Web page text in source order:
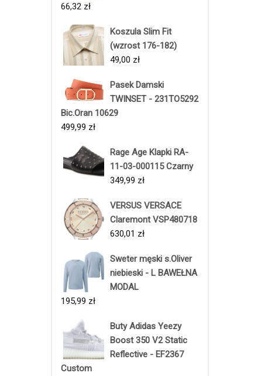
66,32 zł
Koszula Slim Fit
(wzrost 176-182)
49,00 zł
Pasek Damski
TWINSET - 231TO5292
Bic.Oran 10629
499,99 zł
Rage Age Klapki RA-
11-03-000115 Czarny
349,99 zł
VERSUS VERSACE
Claremont VSP480718
630,01 zł
Sweter męski s.Oliver
niebieski - L BAWEŁNA
MODAL
195,99 zł
Buty Adidas Yeezy
Boost 350 V2 Static
Reflective - EF2367
Custom